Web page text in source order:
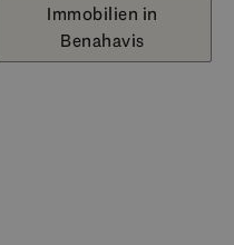
Immobilien in
Benahavis